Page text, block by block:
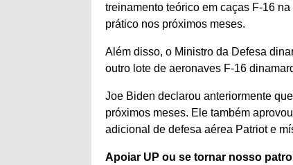
treinamento teórico em caças F-16
prático nos próximos meses.
Além disso, o Ministro da Defesa
outro lote de aeronaves F-16
Joe Biden declarou anteriormente
próximos meses. Ele também
adicional de defesa aérea Patriot e
Apoiar UP ou se tornar nosso